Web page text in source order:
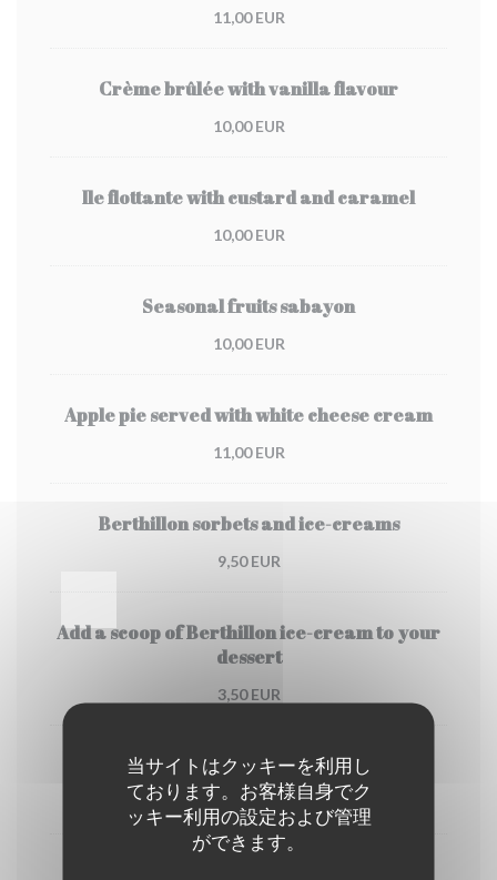
当サイトはクッキーを利用し
ております。お客様自身でク
ッキー利用の設定および管理
ができます。
11,00 EUR
Crème brûlée with vanilla flavour
10,00 EUR
Ile flottante with custard and caramel
10,00 EUR
Seasonal fruits sabayon
10,00 EUR
Apple pie served with white cheese cream
11,00 EUR
Berthillon sorbets and ice-creams
9,50 EUR
Add a scoop of Berthillon ice-cream to your
dessert
3,50 EUR
Coffee or Deca
4,00 EUR